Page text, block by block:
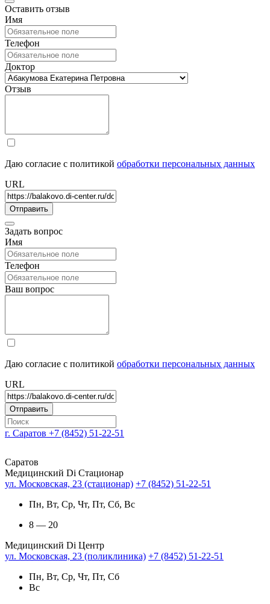
Оставить отзыв
Имя
Телефон
Доктор
Отзыв
Даю согласие с политикой обработки персональных данных
URL
Задать вопрос
Имя
Телефон
Ваш вопрос
Даю согласие с политикой обработки персональных данных
URL
г. Саратов +7 (8452) 51-22-51
Саратов
Медицинский Di Стационар
ул. Московская, 23 (стационар) +7 (8452) 51-22-51
Пн, Вт, Ср, Чт, Пт, Сб, Вс
8 — 20
Медицинский Di Центр
ул. Московская, 23 (поликлиника) +7 (8452) 51-22-51
Пн, Вт, Ср, Чт, Пт, Сб
Вс